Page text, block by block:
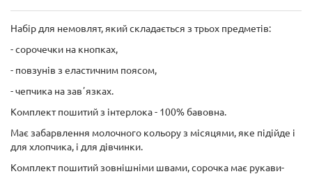
Набір для немовлят, який складається з трьох предметів:
- сорочечки на кнопках,
- повзунів з еластичним поясом,
- чепчика на завʼязках.
Комплект пошитий з інтерлока - 100% бавовна.
Має забарвлення молочного кольору з місяцями, яке підійде і
для хлопчика, і для дівчинки.
Комплект пошитий зовнішніми швами, сорочка має рукави-